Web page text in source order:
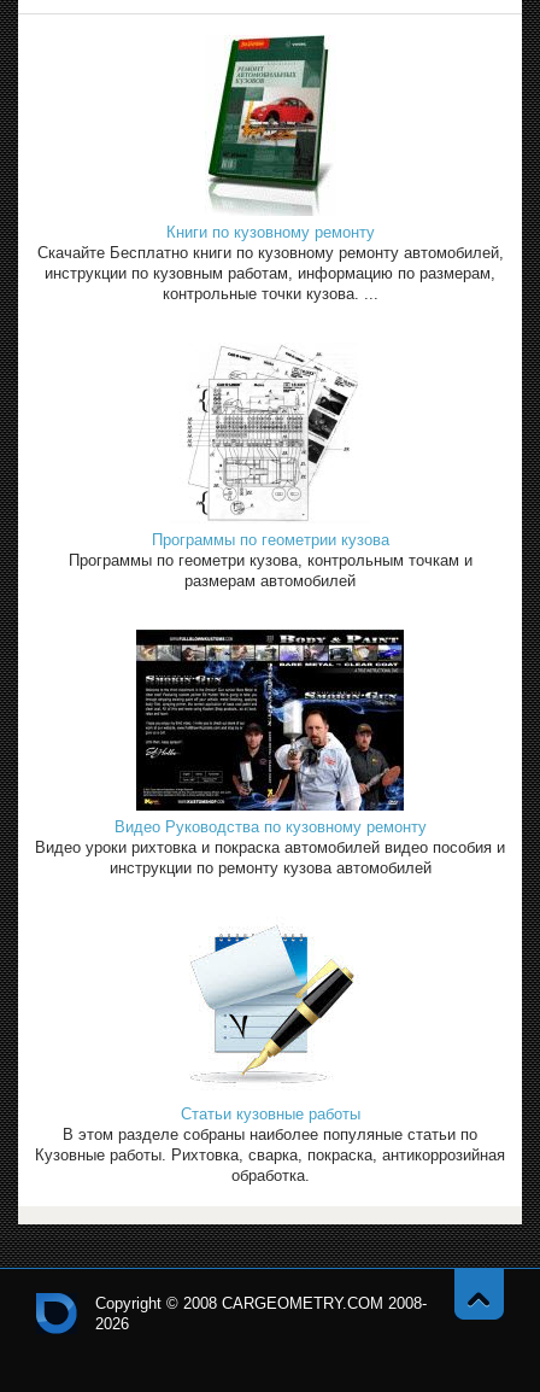
Книги по кузовному ремонту
Скачайте Бесплатно книги по кузовному ремонту автомобилей,
инструкции по кузовным работам, информацию по размерам,
контрольные точки кузова. ...
Программы по геометрии кузова
Программы по геометри кузова, контрольным точкам и
размерам автомобилей
Видео Руководства по кузовному ремонту
Видео уроки рихтовка и покраска автомобилей видео пособия и
инструкции по ремонту кузова автомобилей
Статьи кузовные работы
В этом разделе собраны наиболее популяные статьи по
Кузовные работы. Рихтовка, сварка, покраска, антикоррозийная
обработка.
Copyright © 2008 CARGEOMETRY.COM 2008-
2026